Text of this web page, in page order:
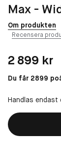
Max -
Om produkten
Recensera
Pris: 2 899 kr
2 899 kr
Du får 2899
Handlas endast